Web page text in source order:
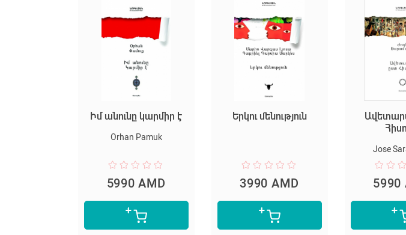
Իմ անունը կարմիր է Երկու մենություն
3990 AMD
Ավետարան ըստ
5990 AMD